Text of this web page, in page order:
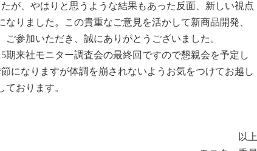
が、やはりと思うような結果もあった反面、新しい視点
りました。この貴重なご意見を活かして新商品開発、
参加いただき、誠にありがとうございました。
来社モニター調査会の最終回ですので懇親会を予定し
になりますが体調を崩されないようお気をつけてお越し
おります。
以上